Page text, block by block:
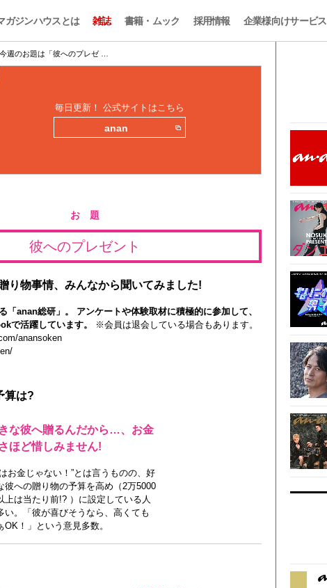
ガジンハウスとは 雑誌 書籍・ムック 採用情報 企業様向けサービス
週のお題は「彼へのプレゼ …
毎日更新！ 公式サイトはこちら
anan
お 題
彼へのプレゼント
り物事情、みんなから聞いてみました!
「anan総研」。 アンケートや体験取材に積極的に参加して、
で活躍しています。
※会員は退会している場合もあります。
anansoken
算は?
な彼へ贈るんだから…、お金
ほど惜しみません!
お金じゃない！”とは言うものの、好
彼への贈り物の予算を高め（2万5000
上は当たり前!? ）に設定している人
い。「彼が喜びそうなら、高くても
OK！」という意見多数。